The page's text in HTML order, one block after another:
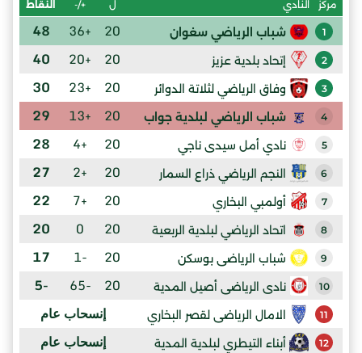
مركز النادي ل +/- النقاط
1 شباب الرياضي سغوان 20
+36
48
2 إتحاد بلدية عزيز 20
+20
40
3 وفاق الرياضي لثلاتة الدوائر 20
+23
30
4 شباب الرياضي لبلدية جواب 20
+13
29
5 نادي أمل سيدى ناجي 20
+4
28
6 النجم الرياضي ذراع السمار 20
+2
27
7 أولمبي البخاري 20
+7
22
8 اتحاد الرياضي لبلدية الربعية 20
0
20
9 شباب الرياضى بوسكن 20
-1
17
10 نادى الرياضى أصيل المدية 20
-65
-5
11 الامال الرياضى لقصر البخاري إنسحاب عام
12 أبناء التيطري لبلدية المدية إنسحاب عام